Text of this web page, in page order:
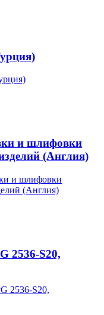
и шлифовки
(Англия)
2536-S20,